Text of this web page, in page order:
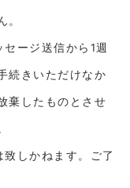
。
ージ送信から1週
続きいただけなか
棄したものとさせ
しかねます。ご了